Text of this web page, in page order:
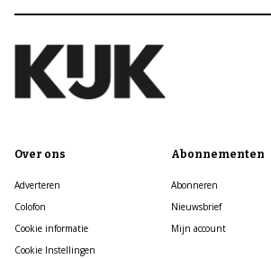
Over ons
Adverteren
Colofon
Cookie informatie
Cookie Instellingen
Abonnementen
Abonneren
Nieuwsbrief
Mijn account